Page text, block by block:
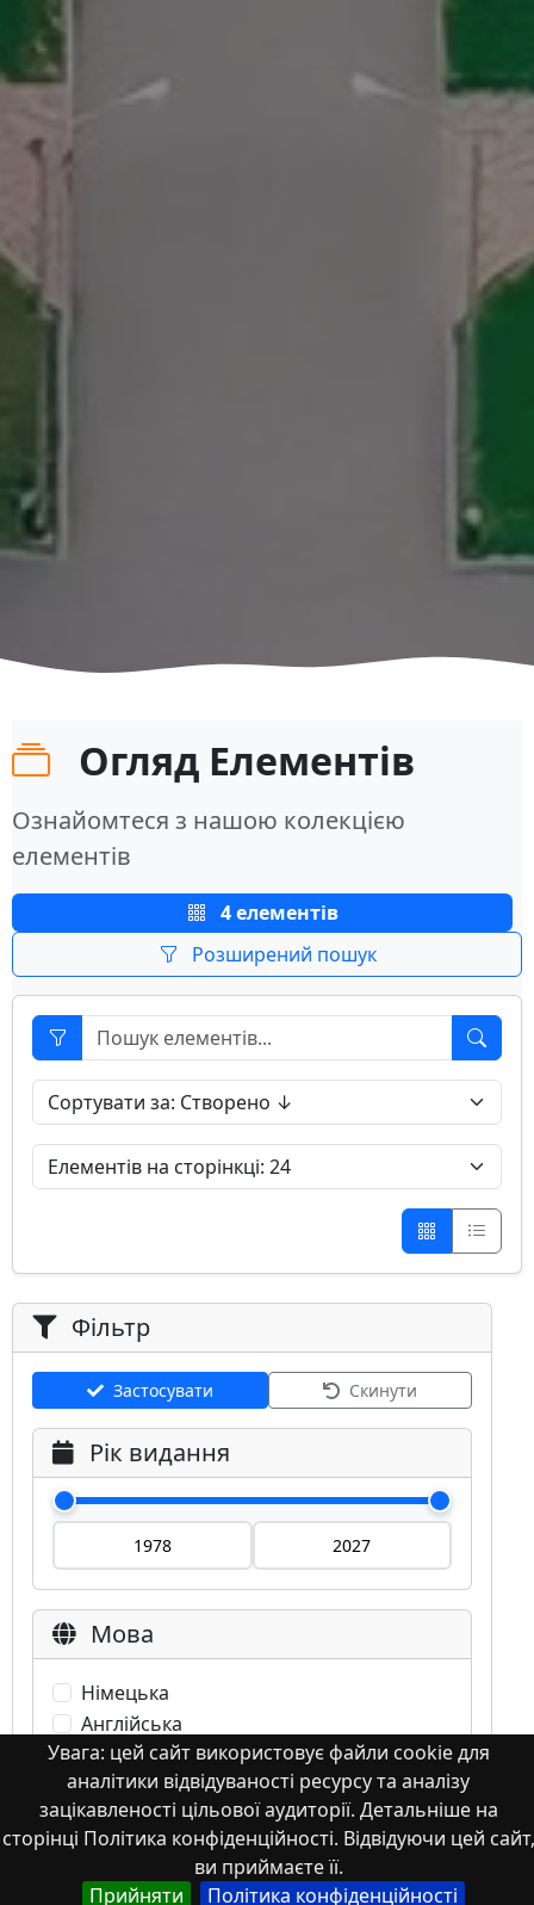
Увага: цей сайт використовує файли cookie для
аналітики відвідуваності ресурсу та аналізу
зацікавленості цільової аудиторії. Детальніше на
сторінці Політика конфіденційності. Відвідуючи цей сайт,
ви приймаєте її.
Прийняти
Політика конфіденційності
Огляд Елементів
Ознайомтеся з нашою колекцією
елементів
4 елементів
Розширений пошук
Фільтр
Застосувати Скинути
Рік видання
Мова
Німецька
Англійська
Англійська (США)
Іспанська
Французька
(інша)
Польська